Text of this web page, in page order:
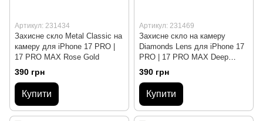
Артикул: 231434
Захисне скло Metal Classic на
камеру для iPhone 17 PRO |
17 PRO MAX Rose Gold
390 грн
Купити
Артикул: 231469
Захисне скло на камеру
Diamonds Lens для iPhone 17
PRO | 17 PRO MAX Deep
Purple
390 грн
Купити